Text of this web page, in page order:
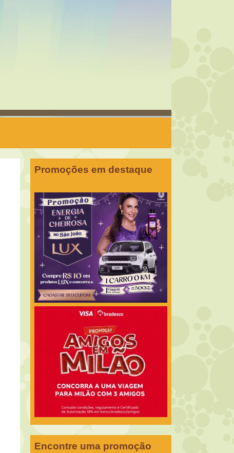
Promoções em destaque
Encontre uma promoção